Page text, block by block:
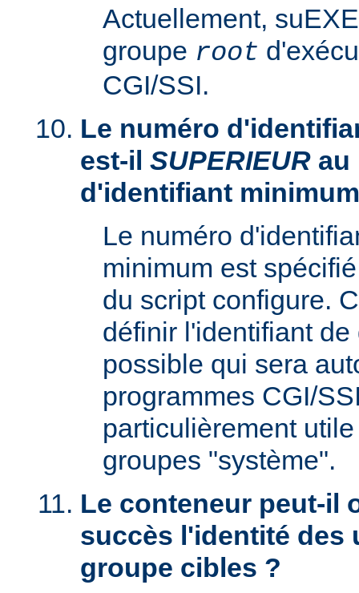
Actuellement,
groupe root
CGI/SSI.
Le numéro
est-il SUPERIEUR au
d'identifiant
Le numéro
minimum est
du script configure.
définir l'identifiant
possible qui sera
programmes CGI/
particulièrement
groupes "système".
Le conteneur peut-il
succès l'identité des
groupe cibles ?